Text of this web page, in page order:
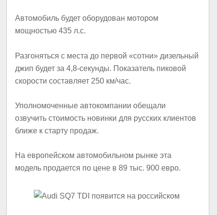
Автомобиль будет оборудован мотором
мощностью 435 л.с.
Разгоняться с места до первой «сотни» дизельный
джип будет за 4,8-секунды. Показатель пиковой
скорости составляет 250 км/час.
Уполномоченные автокомпании обещали
озвучить стоимость новинки для русских клиентов
ближе к старту продаж.
На европейском автомобильном рынке эта
модель продается по цене в 89 тыс. 900 евро.